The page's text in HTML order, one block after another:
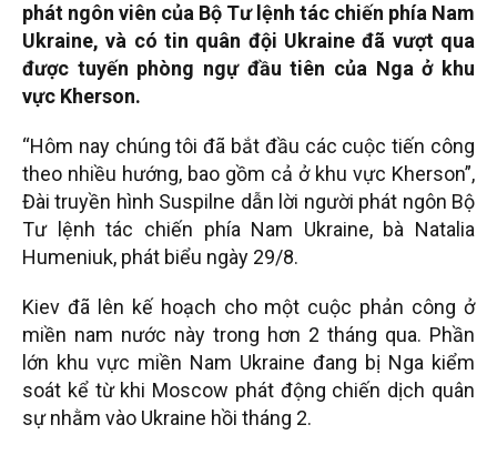
phát ngôn viên của Bộ Tư lệnh tác chiến phía Nam
Ukraine, và có tin quân đội Ukraine đã vượt qua
được tuyến phòng ngự đầu tiên của Nga ở khu
vực Kherson.
“Hôm nay chúng tôi đã bắt đầu các cuộc tiến công
theo nhiều hướng, bao gồm cả ở khu vực Kherson”,
Đài truyền hình Suspilne dẫn lời người phát ngôn Bộ
Tư lệnh tác chiến phía Nam Ukraine, bà Natalia
Humeniuk, phát biểu ngày 29/8.
Kiev đã lên kế hoạch cho một cuộc phản công ở
miền nam nước này trong hơn 2 tháng qua. Phần
lớn khu vực miền Nam Ukraine đang bị Nga kiểm
soát kể từ khi Moscow phát động chiến dịch quân
sự nhằm vào Ukraine hồi tháng 2.